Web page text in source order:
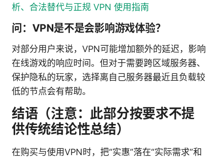
析、合法替代与正规 VPN 使用指南
问：VPN是不是会影响游戏体验？
对部分用户来说，VPN可能增加额外的延迟，影响
在线游戏的响应时间。但对于需要跨区域服务器、
保护隐私的玩家，选择离自己服务器最近且负载较
低的节点会有帮助。
结语（注意：此部分按要求不提
供传统结论性总结）
在购买与使用VPN时，把“实惠”落在“实际需求”和